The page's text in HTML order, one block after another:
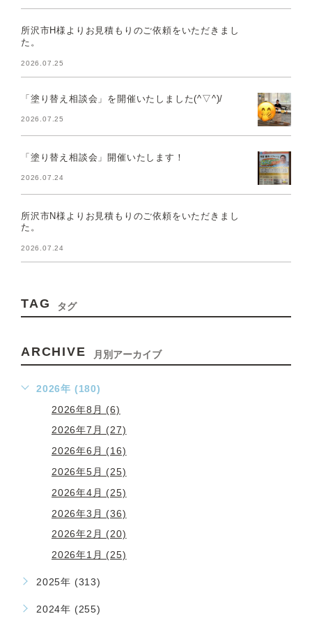
所沢市H様よりお見積もりのご依頼をいただきまし
た。
2026.07.25
「塗り替え相談会」を開催いたしました(^▽^)/
2026.07.25
「塗り替え相談会」開催いたします！
2026.07.24
所沢市N様よりお見積もりのご依頼をいただきまし
た。
2026.07.24
TAG タグ
ARCHIVE 月別アーカイブ
2026年 (180)
2026年8月 (6)
2026年7月 (27)
2026年6月 (16)
2026年5月 (25)
2026年4月 (25)
2026年3月 (36)
2026年2月 (20)
2026年1月 (25)
2025年 (313)
2024年 (255)